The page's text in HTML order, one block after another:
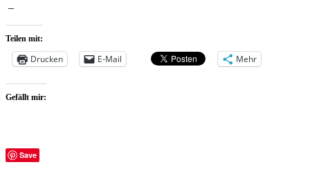
–
Teilen mit:
Drucken E-Mail Mehr
Gefällt mir:
Save